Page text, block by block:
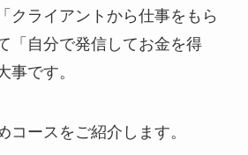
クライアントから仕事をもら
「自分で発信してお金を得
事です。
コースをご紹介します。